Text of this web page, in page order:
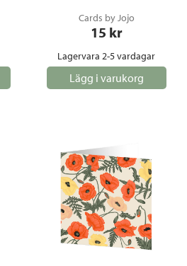
Cards by Jojo
15 kr
Lagervara 2-5 vardagar
Lägg i varukorg